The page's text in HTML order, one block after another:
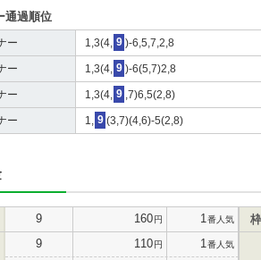
通過順位
ー 1,3(4, 9 )-6,5,7,2,8
ー 1,3(4, 9 )-6(5,7)2,8
ー 1,3(4, 9 ,7)6,5(2,8)
ー 1, 9 (3,7)(4,6)-5(2,8)
9 160円 1 番人気
9 110円 1 番人気